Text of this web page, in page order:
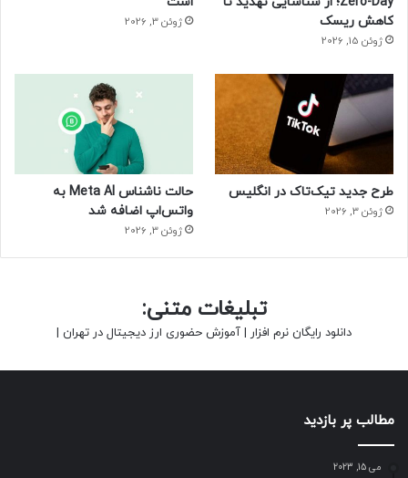
کاهش ریسک
ژوئن 15, 2026
ژوئن 3, 2026
طرح جدید تیک‌تاک در انگلیس
ژوئن 3, 2026
حالت ناشناس Meta AI به
واتس‌اپ اضافه شد
ژوئن 3, 2026
تبلیغات متنی:
دانلود رایگان نرم افزار | آموزش حضوری ارز دیجیتال در تهران |
مطالب پر بازدید
می 15, 2023